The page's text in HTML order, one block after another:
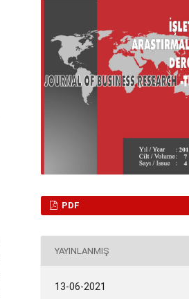
PDF
YAYINLANMIŞ
13-06-2021